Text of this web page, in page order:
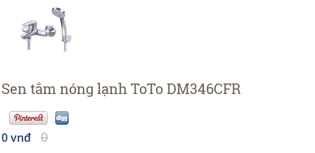
Sen tắm nóng lạnh ToTo DM346CFR
0 vnđ 0